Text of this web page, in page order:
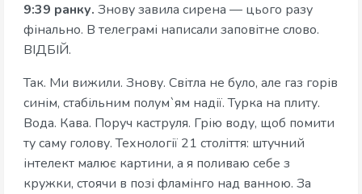
9:39 ранку. Знову завила сирена — цього разу
фінально. В телеграмі написали заповітне слово.
ВІДБІЙ.
Так. Ми вижили. Знову. Світла не було, але газ горів
синім, стабільним полум`ям надії. Турка на плиту.
Вода. Кава. Поруч каструля. Грію воду, щоб помити
ту саму голову. Технології 21 століття: штучний
інтелект малює картини, а я поливаю себе з
кружки, стоячи в позі фламінго над ванною. За